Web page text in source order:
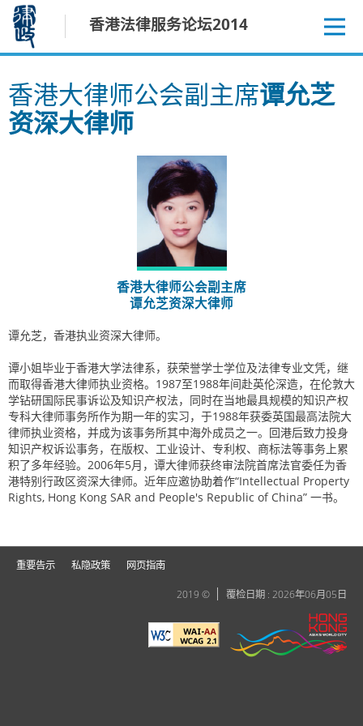
容
香港法律服务论坛2014
香港大律师公会副主席谭允芝
资深大律师
香港大律师公会副主席
谭允芝资深大律师
谭允芝，香港执业资深大律师。
谭小姐毕业于香港大学法律系，获荣誉学士学位及法律专业文凭，继
而取得香港大律师执业资格。1987至1988年间赴英伦深造，在伦敦大
学钻研国际民事诉讼及知识产权法，同时在当地最具规模的知识产权
专科大律师事务所作为期一年的实习，于1988年获委英国最高法院大
律师执业资格，并成为该事务所其中海外成员之一。回港后致力投身
知识产权诉讼事务，在版权、工业设计、专利权、商标法等事务上累
积了多年经验。2006年5月，谭大律师获终审法院首席法官委任为香
港特别行政区资深大律师。近年应邀协助着作“Intellectual Property
Rights, Hong Kong SAR and People's Republic of China” 一书。
重要告示 私隐政策 网页指南
2019 © 覆检日期 : 2026年06月05日